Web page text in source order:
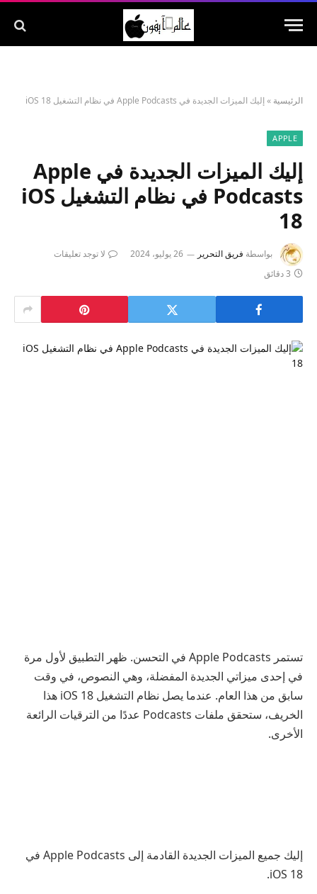
الرئيسية » إليك الميزات الجديدة في Apple Podcasts في نظام التشغيل iOS 18
APPLE
إليك الميزات الجديدة في Apple
Podcasts في نظام التشغيل iOS
18
بواسطة فريق التحرير 26 يوليو، 2024
لا توجد تعليقات
3 دقائق
تستمر Apple Podcasts في التحسن. ظهر التطبيق لأول مرة
في إحدى ميزاتي الجديدة المفضلة، وهي النصوص، في وقت
سابق من هذا العام. عندما يصل نظام التشغيل iOS 18 هذا
الخريف، ستحقق ملفات Podcasts عددًا من الترقيات الرائعة
الأخرى.
إليك جميع الميزات الجديدة القادمة إلى Apple Podcasts في
iOS 18.